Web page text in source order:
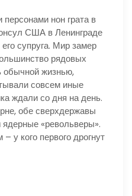
нон грата в
США в Ленинграде
супруга. Мир замер
рядовых
обычной жизнью,
совсем иные
ждали со дня на день.
обе сверхдержавы
ядерные «револьверы».
у кого первого дрогнут